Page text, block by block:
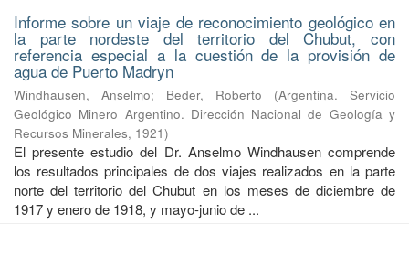
Informe sobre un viaje de reconocimiento geológico en
la parte nordeste del territorio del Chubut, con
referencia especial a la cuestión de la provisión de
agua de Puerto Madryn
Windhausen, Anselmo; Beder, Roberto (Argentina. Servicio
Geológico Minero Argentino. Dirección Nacional de Geología y
Recursos Minerales, 1921)
El presente estudio del Dr. Anselmo Windhausen comprende
los resultados principales de dos viajes realizados en la parte
norte del territorio del Chubut en los meses de diciembre de
1917 y enero de 1918, y mayo-junio de ...